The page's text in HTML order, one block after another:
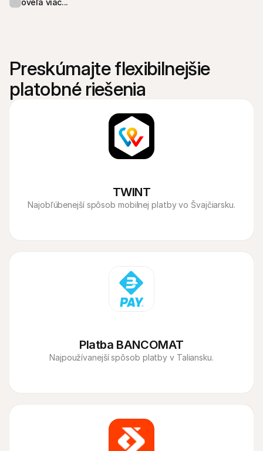
Preskúmajte flexibilnejšie
platobné riešenia
TWINT
Najobľúbenejší spôsob mobilnej platby vo Švajčiarsku.
Platba BANCOMAT
Najpoužívanejší spôsob platby v Taliansku.